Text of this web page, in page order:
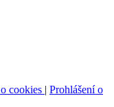
cookies | Prohlášení o